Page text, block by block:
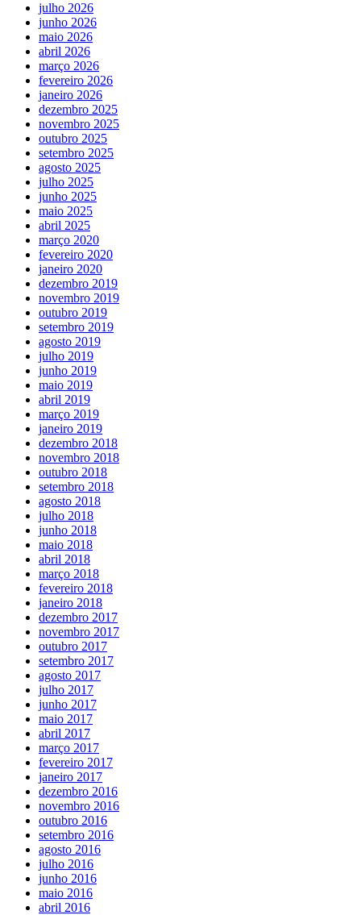
julho 2026
junho 2026
maio 2026
abril 2026
março 2026
fevereiro 2026
janeiro 2026
dezembro 2025
novembro 2025
outubro 2025
setembro 2025
agosto 2025
julho 2025
junho 2025
maio 2025
abril 2025
março 2020
fevereiro 2020
janeiro 2020
dezembro 2019
novembro 2019
outubro 2019
setembro 2019
agosto 2019
julho 2019
junho 2019
maio 2019
abril 2019
março 2019
janeiro 2019
dezembro 2018
novembro 2018
outubro 2018
setembro 2018
agosto 2018
julho 2018
junho 2018
maio 2018
abril 2018
março 2018
fevereiro 2018
janeiro 2018
dezembro 2017
novembro 2017
outubro 2017
setembro 2017
agosto 2017
julho 2017
junho 2017
maio 2017
abril 2017
março 2017
fevereiro 2017
janeiro 2017
dezembro 2016
novembro 2016
outubro 2016
setembro 2016
agosto 2016
julho 2016
junho 2016
maio 2016
abril 2016